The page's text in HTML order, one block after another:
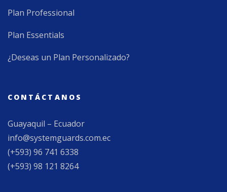
Plan Professional
Plan Essentials
¿Deseas un Plan Personalizado?
CONTÁCTANOS
Guayaquil – Ecuador
info@systemguards.com.ec
(+593) 96 741 6338
(+593) 98 121 8264